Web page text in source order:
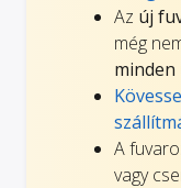
Az új
még
minden
A
vagy